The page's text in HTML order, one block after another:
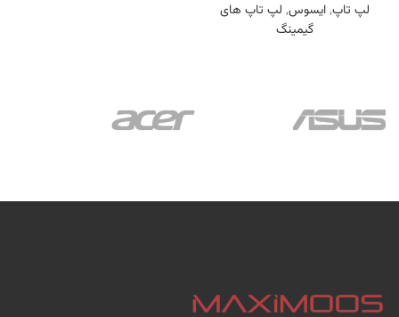
لپ تاپ,ایسوس, لپ تاپ های
گیمینگ